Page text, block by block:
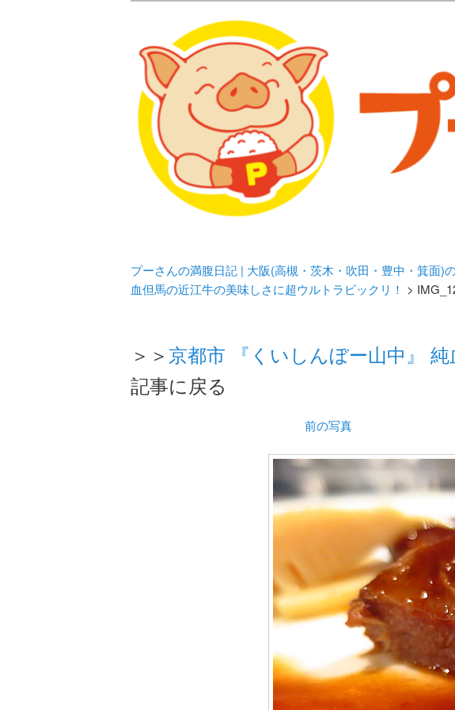
プーさんの満腹日記 | 大
豊中・箕面)のランチ＆
化してます。
プーさんの満腹日記 | 大阪(高槻・茨木・吹田・豊中・箕面)
血但馬の近江牛の美味しさに超ウルトラビックリ！ >
＞＞ 京都市 『くいしんぼー山中』
記事に戻る
前の写真